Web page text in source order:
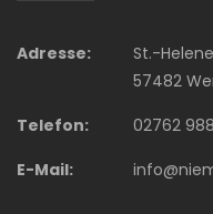
Adresse:
St.-
57482
Telefon:
02762
E-Mail: